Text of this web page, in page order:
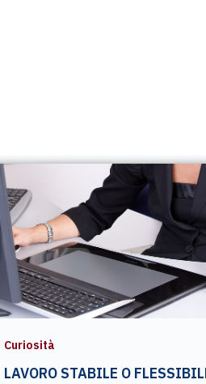
Curiosità
LAVORO STABILE O